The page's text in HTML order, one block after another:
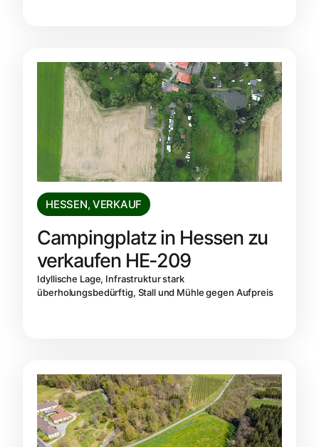
HESSEN, VERKAUF
Campingplatz in Hessen zu
verkaufen HE-209
Idyllische Lage, Infrastruktur stark
überholungsbedürftig, Stall und Mühle gegen Aufpreis